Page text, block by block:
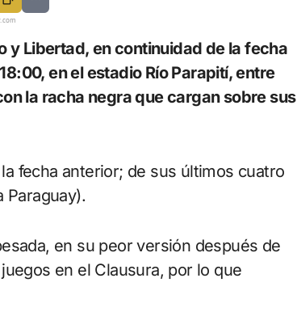
en el estadio Río Parapití, entre
la racha negra que cargan sobre sus
fecha anterior; de sus últimos cuatro
Paraguay).
en su peor versión después de
en el Clausura, por lo que